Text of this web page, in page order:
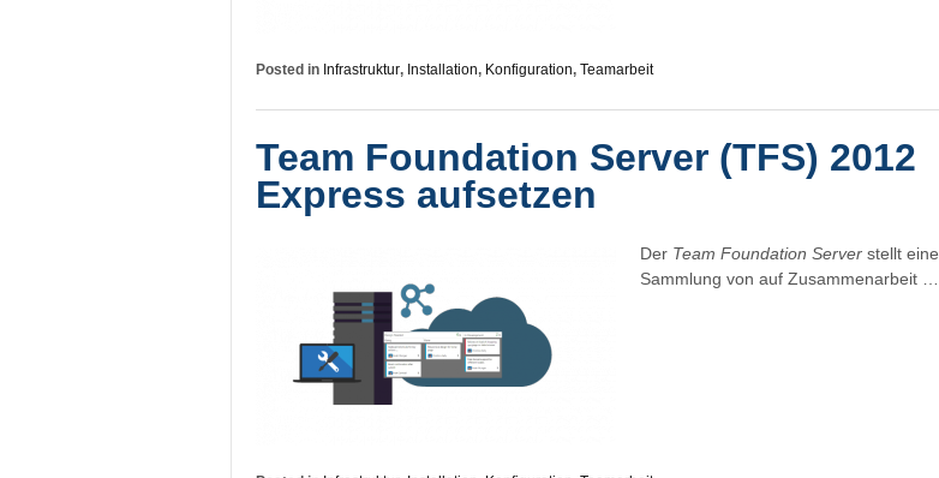
Posted in Infrastruktur, Installation, Konfiguration, Teamarbeit
Team Foundation Server (TFS) 2012
Express aufsetzen
Der Team Foundation Server stellt eine
Sammlung von auf Zusammenarbeit …